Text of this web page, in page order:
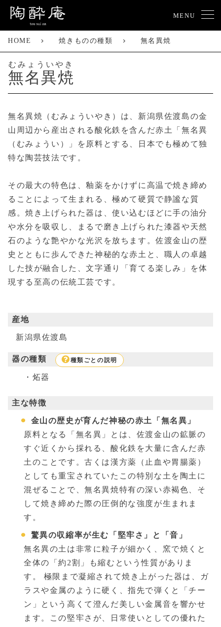
MENU
HOME 焼きものの種類 無名異焼
無名異焼
むみょういやき
無名異焼（むみょういやき）は、新潟県佐渡島の金
山周辺から産出される酸化鉄を含んだ赤土「無名異
（むみょうい）」を原料とする、日本でも極めて独
特な陶芸技法です。
その最大の特色は、釉薬をかけずに高温で焼き締め
ることによって生まれる、極めて硬質で静謐な質
感。焼き上げられた器は、使い込むほどに手の油分
や水分を吸収し、まるで磨き上げられた漆器や天然
石のような艶やかな光沢を放ちます。佐渡金山の歴
史とともに歩んできた神秘的な赤土と、職人の卓越
した技が融合した、文字通り「育てる楽しみ」を体
現する至高の伝統工芸です。
産地
新潟県佐渡島
器の種類 種類ごとの説明
炻器
主な特徴
金山の歴史が育んだ神秘の赤土「無名異」
原料となる「無名異」とは、佐渡金山の鉱脈の
すぐ近くから採れる、酸化鉄を大量に含んだ赤
土のことです。古くは漢方薬（止血や胃腸薬）
としても重宝されていたこの特別な土を陶土に
混ぜることで、無名異焼特有の深い赤褐色、そ
して焼き締めた際の圧倒的な強度が生まれま
す。
驚異の収縮率が生む「堅牢さ」と「音」
無名異の土は非常に粒子が細かく、窯で焼くと
全体の「約2割」も縮むという性質がありま
す。 極限まで凝縮されて焼き上がった器は、ガ
ラスや金属のように硬く、指先で弾くと「チー
ン」という高くて澄んだ美しい金属音を響かせ
ます。この堅牢さが、日常使いとしての優れた